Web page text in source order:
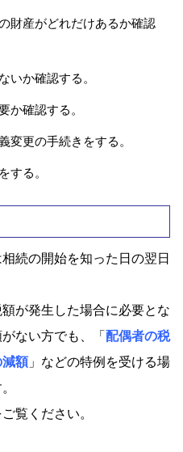
財産がどれだけあるか確認
いか確認する。
か確認する。
変更の手続きをする。
する。
続の開始を知った日の翌日
が発生した場合に必要とな
ない方でも、「 配偶者の税
額」などの特例を受ける場
ご覧ください。